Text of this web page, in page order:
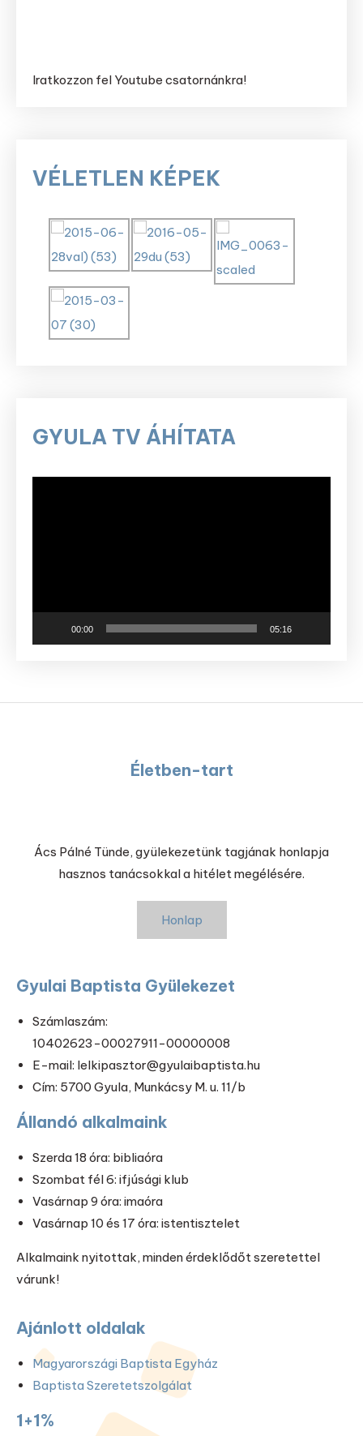
Iratkozzon fel Youtube csatornánkra!
VÉLETLEN KÉPEK
GYULA TV ÁHÍTATA
00:00 05:16
Életben-tart
Ács Pálné Tünde, gyülekezetünk tagjának honlapja
hasznos tanácsokkal a hitélet megélésére.
Honlap
Gyulai Baptista Gyülekezet
Számlaszám:
10402623-00027911-00000008
E-mail: lelkipasztor@gyulaibaptista.hu
Cím: 5700 Gyula, Munkácsy M. u. 11/b
Állandó alkalmaink
Szerda 18 óra: bibliaóra
Szombat fél 6: ifjúsági klub
Vasárnap 9 óra: imaóra
Vasárnap 10 és 17 óra: istentisztelet
Alkalmaink nyitottak, minden érdeklődőt szeretettel
várunk!
Ajánlott oldalak
Magyarországi Baptista Egyház
Baptista Szeretetszolgálat
1+1%